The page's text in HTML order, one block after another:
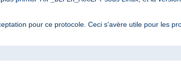
pour ce protocole. Ceci s'avère utile pour les